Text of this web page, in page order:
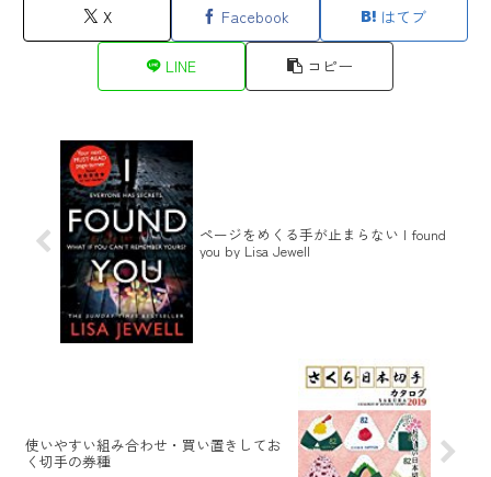
X Facebook はてブ
LINE コピー
ページをめくる手が止まらない I found
you by Lisa Jewell
使いやすい組み合わせ・買い置きしてお
く切手の券種